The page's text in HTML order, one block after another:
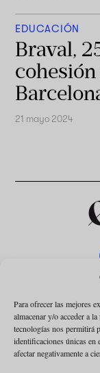
Para ofrecer las mejores
almacenar y/o acceder a
tecnologías nos permitirá
identificaciones únicas en
afectar negativamente a
EDUCACIÓN
Braval,
21 mayo 2024